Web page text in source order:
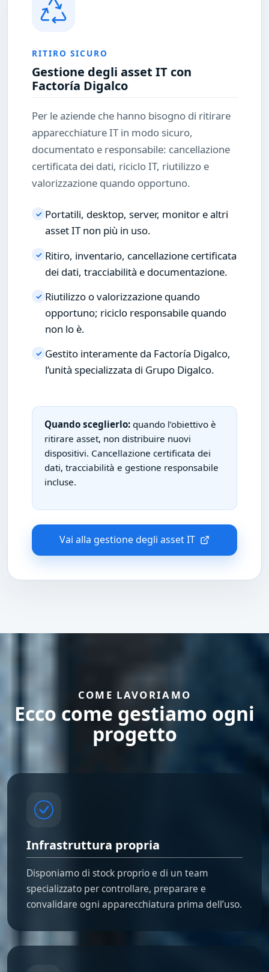
RITIRO SICURO
Gestione degli asset IT con
Factoría Digalco
Per le aziende che hanno bisogno di ritirare
apparecchiature IT in modo sicuro,
documentato e responsabile: cancellazione
certificata dei dati, riciclo IT, riutilizzo e
valorizzazione quando opportuno.
✓ Portatili, desktop, server, monitor e altri
asset IT non più in uso.
✓ Ritiro, inventario, cancellazione certificata
dei dati, tracciabilità e documentazione.
✓ Riutilizzo o valorizzazione quando
opportuno; riciclo responsabile quando
non lo è.
✓ Gestito interamente da Factoría Digalco,
l’unità specializzata di Grupo Digalco.
Quando sceglierlo: quando l’obiettivo è
ritirare asset, non distribuire nuovi
dispositivi. Cancellazione certificata dei
dati, tracciabilità e gestione responsabile
incluse.
Vai alla gestione degli asset IT
COME LAVORIAMO
Ecco come gestiamo ogni
progetto
Infrastruttura propria
Disponiamo di stock proprio e di un team
specializzato per controllare, preparare e
convalidare ogni apparecchiatura prima dell’uso.